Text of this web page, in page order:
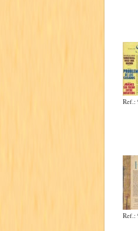
Ref.:
Ref.: